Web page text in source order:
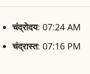
चंद्रोदय: 07:24 AM
चंद्रास्त: 07:16 PM